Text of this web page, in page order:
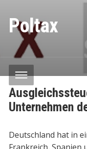
Poltax
Unternehmen
Deutschland hat in